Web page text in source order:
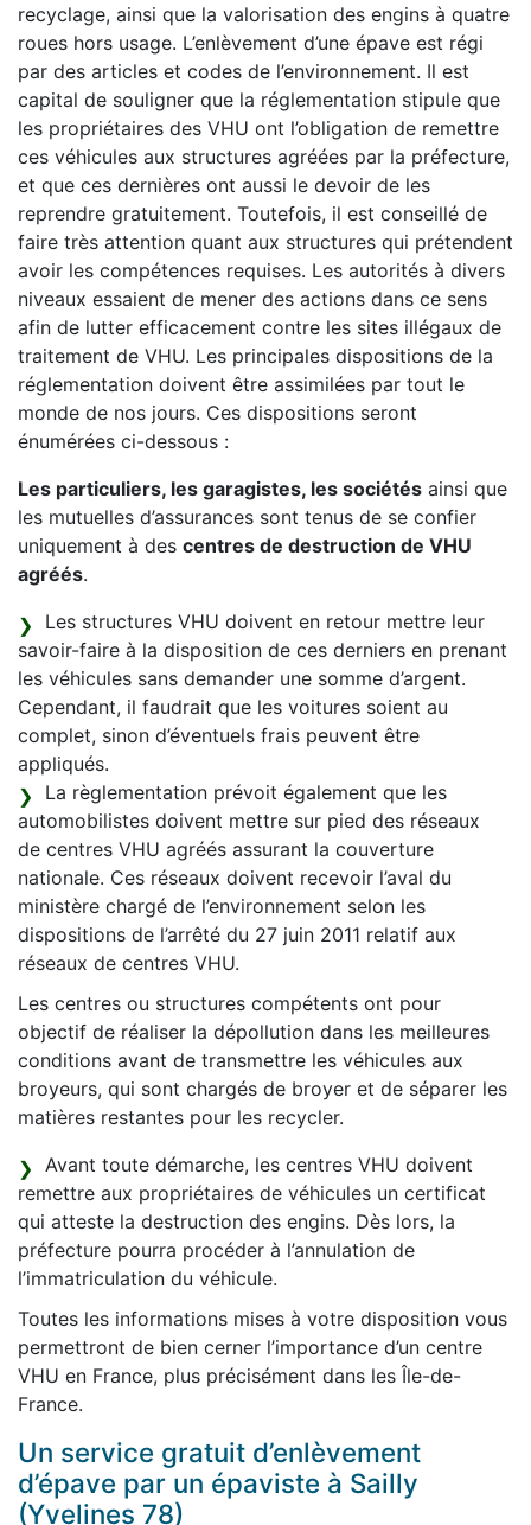
recyclage, ainsi que la valorisation des engins à quatre
roues hors usage. L’enlèvement d’une épave est régi
par des articles et codes de l’environnement. Il est
capital de souligner que la réglementation stipule que
les propriétaires des VHU ont l’obligation de remettre
ces véhicules aux structures agréées par la préfecture,
et que ces dernières ont aussi le devoir de les
reprendre gratuitement. Toutefois, il est conseillé de
faire très attention quant aux structures qui prétendent
avoir les compétences requises. Les autorités à divers
niveaux essaient de mener des actions dans ce sens
afin de lutter efficacement contre les sites illégaux de
traitement de VHU. Les principales dispositions de la
réglementation doivent être assimilées par tout le
monde de nos jours. Ces dispositions seront
énumérées ci-dessous :
Les particuliers, les garagistes, les sociétés ainsi que
les mutuelles d’assurances sont tenus de se confier
uniquement à des centres de destruction de VHU
agréés.
Les structures VHU doivent en retour mettre leur
savoir-faire à la disposition de ces derniers en prenant
les véhicules sans demander une somme d’argent.
Cependant, il faudrait que les voitures soient au
complet, sinon d’éventuels frais peuvent être
appliqués.
La règlementation prévoit également que les
automobilistes doivent mettre sur pied des réseaux
de centres VHU agréés assurant la couverture
nationale. Ces réseaux doivent recevoir l’aval du
ministère chargé de l’environnement selon les
dispositions de l’arrêté du 27 juin 2011 relatif aux
réseaux de centres VHU.
Les centres ou structures compétents ont pour
objectif de réaliser la dépollution dans les meilleures
conditions avant de transmettre les véhicules aux
broyeurs, qui sont chargés de broyer et de séparer les
matières restantes pour les recycler.
Avant toute démarche, les centres VHU doivent
remettre aux propriétaires de véhicules un certificat
qui atteste la destruction des engins. Dès lors, la
préfecture pourra procéder à l’annulation de
l’immatriculation du véhicule.
Toutes les informations mises à votre disposition vous
permettront de bien cerner l’importance d’un centre
VHU en France, plus précisément dans les Île-de-
France.
Un service gratuit d’enlèvement
d’épave par un épaviste à Sailly
(Yvelines 78)